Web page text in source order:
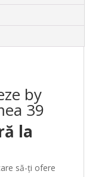
by
39
la
să-ți ofere